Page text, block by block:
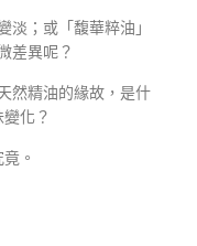
淡；或「馥華粹油」
差異呢？
然精油的緣故，是什
化？
。